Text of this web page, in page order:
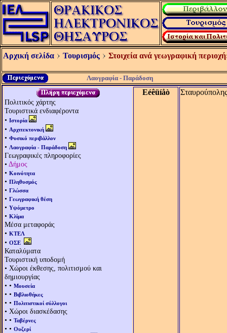
Αρχική σελίδα Τουρισμός Στοιχεία ανά γεωγραφική
Λαογραφία - Παράδοση
Πολιτικός χάρτης
Τουριστικά ενδιαφέροντα
• Ιστορία
• Αρχιτεκτονική
• Φυσικό περιβάλλον
• Λαογραφία - Παράδοση
Γεωγραφικές πληροφορίες
• Δήμος
• Κοινότητα
• Πληθυσμός
• Γλώσσα
• Γεωγραφική θέση
• Υψόμετρο
• Κλίμα
Μέσα μεταφοράς
• ΚΤΕΛ
• ΟΣΕ
Καταλύματα
Τουριστική υποδομή
• Χώροι έκθεσης, πολιτισμού και
δημιουργίας
• • Μουσεία
• • Βιβλιοθήκες
• • Πολιτιστικοί σύλλογοι
• Χώροι διασκέδασης
• • Ταβέρνες
• • Ουζερί
Eéêüíåò Σταυρούπολης